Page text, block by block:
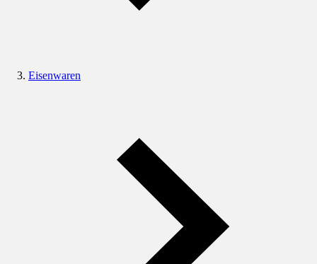
Eisenwaren